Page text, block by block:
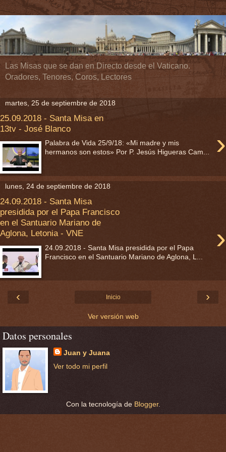
Las Misas que se dan en Directo desde el Vaticano.
Oradores, Tenores, Coros, Lectores
martes, 25 de septiembre de 2018
25.09.2018 - Santa Misa en
13tv - José Blanco
›
Palabra de Vida 25/9/18: «Mi madre y mis
hermanos son estos» Por P. Jesús Higueras Cam...
lunes, 24 de septiembre de 2018
24.09.2018 - Santa Misa
presidida por el Papa Francisco
en el Santuario Mariano de
Aglona, Letonia - VNE
›
24.09.2018 - Santa Misa presidida por el Papa
Francisco en el Santuario Mariano de Aglona, L...
‹ ›
Inicio
Ver versión web
Datos personales
Juan y Juana
Ver todo mi perfil
Con la tecnología de Blogger.